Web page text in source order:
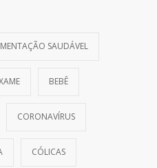
SAUDÁVEL
BEBÊ
CORONAVÍRUS
CÓLICAS